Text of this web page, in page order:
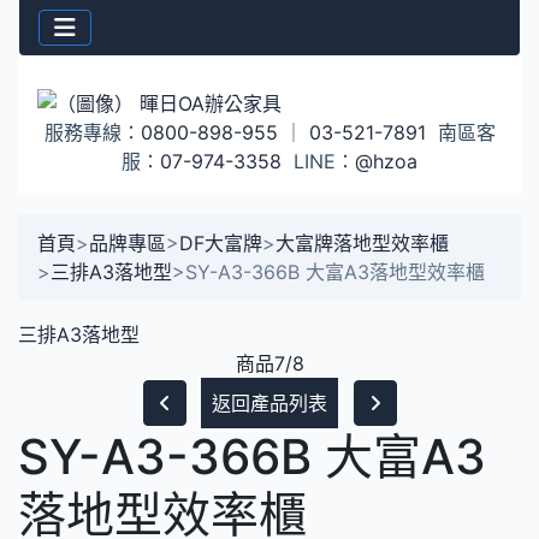
服務專線： 0800-898-955 03-521-7891 南區客
服： 07-974-3358 LINE： @hzoa
首頁>品牌專區>DF大富牌>大富牌落地型效率櫃
> 三排A3落地型>SY-A3-366B 大富A3落地型效率櫃
三排A3落地型
商品7/8
返回產品列表
SY-A3-366B 大富A3
落地型效率櫃